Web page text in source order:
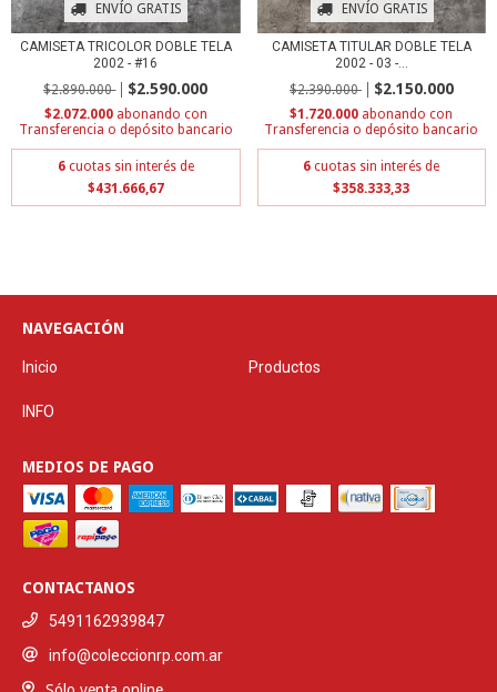
ENVÍO GRATIS
CAMISETA TRICOLOR DOBLE TELA
2002 - #16
$2.890.000
$2.590.000
$2.072.000
con
Transferencia o depósito bancario
6 cuotas sin interés de
$431.666,67
ENVÍO GRATIS
CAMISETA TITULAR DOBLE TELA
2002 - 03 -...
$2.390.000
$2.150.000
$1.720.000
con
Transferencia o depósito bancario
6 cuotas sin interés de
$358.333,33
NAVEGACIÓN
Inicio Productos
INFO
MEDIOS DE PAGO
CONTACTANOS
5491162939847
info@coleccionrp.com.ar